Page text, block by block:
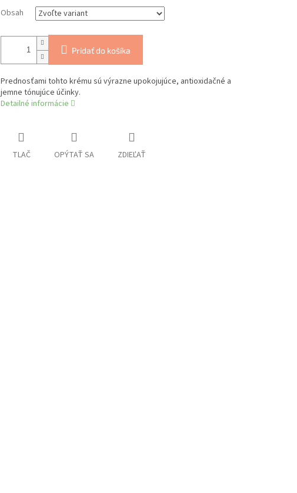
Obsah
Pridať do košíka
Prednosťami tohto krému sú výrazne upokojujúce, antioxidačné a
jemne tónujúce účinky.
Detailné informácie
TLAČ OPÝTAŤ SA ZDIEĽAŤ